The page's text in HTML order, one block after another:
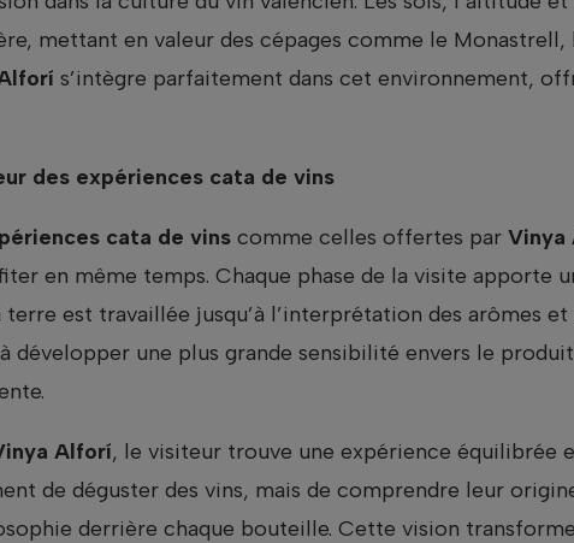
mettant en valeur des cépages comme le
s’intègre parfaitement dans cet environnement,
des expériences cata de vins
cata de vins comme celles offertes par Vinya
en même temps. Chaque phase de la visite apporte
est travaillée jusqu’à l’interprétation des arômes
développer une plus grande sensibilité envers le
Alforí, le visiteur trouve une expérience équilibrée
de déguster des vins, mais de comprendre leur
derrière chaque bouteille. Cette vision